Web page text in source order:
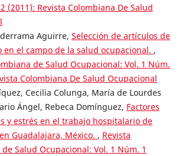
(2011): Revista Colombiana De Salud
Aguirre, Selección de artículos de
en el campo de la salud ocupacional. ,
de Salud Ocupacional: Vol. 1 Núm.
Colombiana De Salud Ocupacional
Cecilia Colunga, María de Lourdes
Ángel, Rebeca Domínguez, Factores
y estrés en el trabajo hospitalario de
Guadalajara, México. , Revista
Salud Ocupacional: Vol. 1 Núm. 1